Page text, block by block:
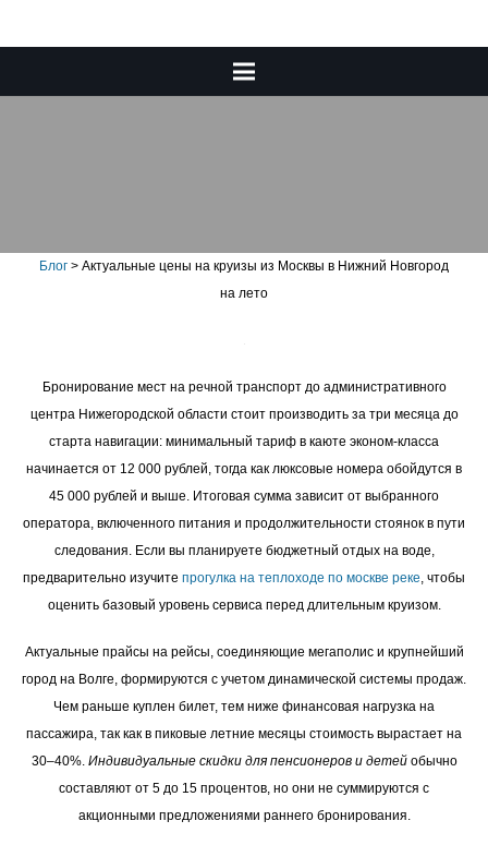
Блог > Актуальные цены на круизы из Москвы в Нижний Новгород
на лето
Бронирование мест на речной транспорт до административного
центра Нижегородской области стоит производить за три месяца до
старта навигации: минимальный тариф в каюте эконом-класса
начинается от 12 000 рублей, тогда как люксовые номера обойдутся в
45 000 рублей и выше. Итоговая сумма зависит от выбранного
оператора, включенного питания и продолжительности стоянок в пути
следования. Если вы планируете бюджетный отдых на воде,
предварительно изучите прогулка на теплоходе по москве реке, чтобы
оценить базовый уровень сервиса перед длительным круизом.
Актуальные прайсы на рейсы, соединяющие мегаполис и крупнейший
город на Волге, формируются с учетом динамической системы продаж.
Чем раньше куплен билет, тем ниже финансовая нагрузка на
пассажира, так как в пиковые летние месяцы стоимость вырастает на
30–40%. Индивидуальные скидки для пенсионеров и детейобычно
составляют от 5 до 15 процентов, но они не суммируются с
акционными предложениями раннего бронирования.